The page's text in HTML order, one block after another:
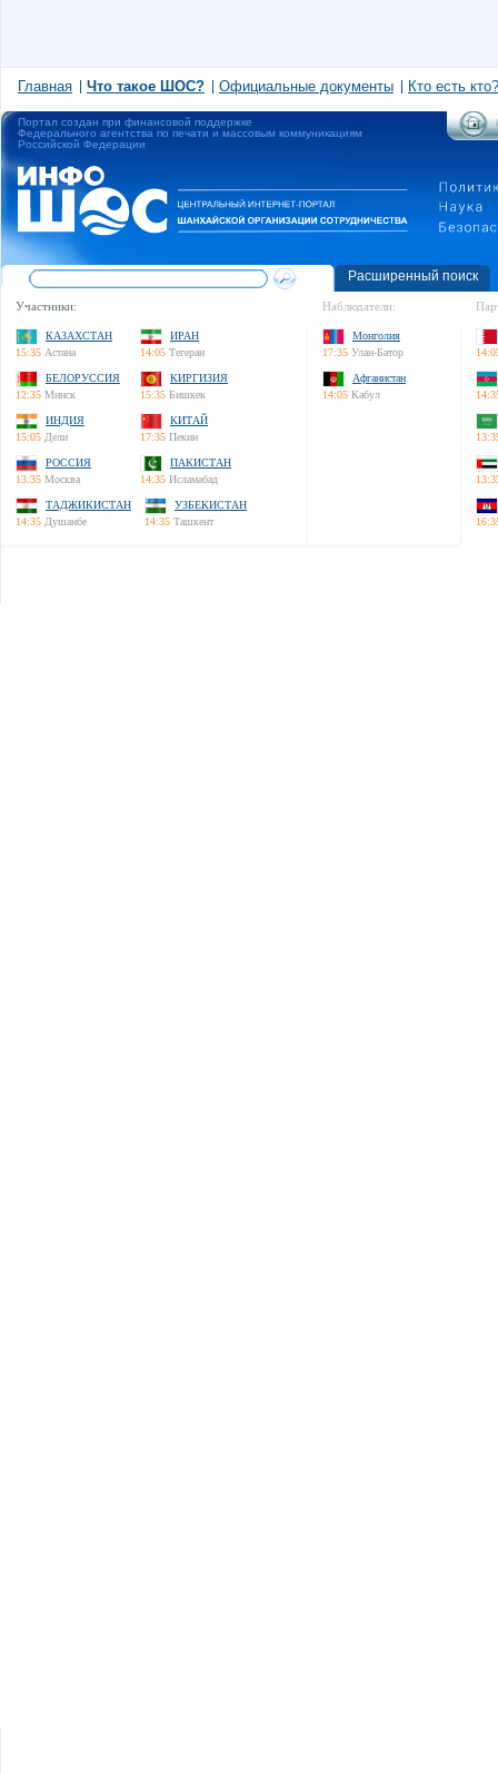
Главная Что такое ШОС? Официальные документы Кто есть кто?
Портал создан при финансовой поддержке
Федерального агентства по печати и массовым коммуникациям
Российской Федерации
Расширенный поиск
Участники:
КАЗАХСТАН
15:35 Астана
ИРАН
14:05 Тегеран
БЕЛОРУССИЯ
12:35 Минск
КИРГИЗИЯ
15:35 Бишкек
ИНДИЯ
15:05 Дели
КИТАЙ
17:35 Пекин
РОССИЯ
13:35 Москва
ПАКИСТАН
14:35 Исламабад
ТАДЖИКИСТАН
14:35 Душанбе
УЗБЕКИСТАН
14:35 Ташкент
Наблюдатели:
Монголия
17:35 Улан-Батор
Афганистан
14:05 Кабул